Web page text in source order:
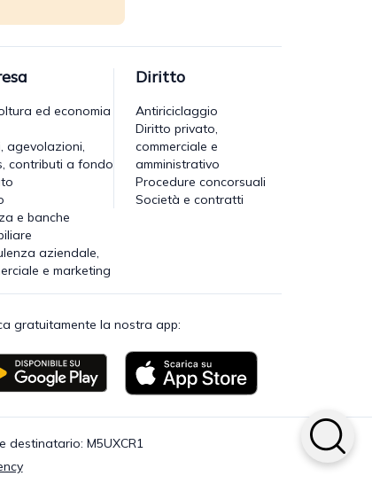
ed economia
agevolazioni,
contributi a fondo
e banche
aziendale,
e marketing
Diritto
Antiriciclaggio
Diritto privato,
commerciale e
amministrativo
Procedure concorsuali
Società e contratti
gratuitamente la nostra app:
destinatario: M5UXCR1